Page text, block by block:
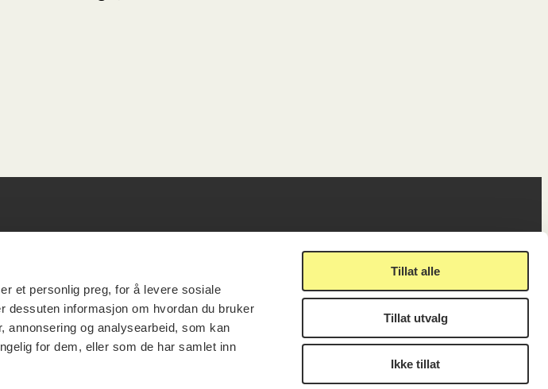
et personlig preg, for å levere sosiale
dessuten informasjon om hvordan du bruker
annonsering og analysearbeid, som kan
for dem, eller som de har samlet inn
Tillat alle
Tillat utvalg
Ikke tillat
info
Lenker
Nyhetsbrev
Offentlig postjournal
KORO på Digitalt Museum